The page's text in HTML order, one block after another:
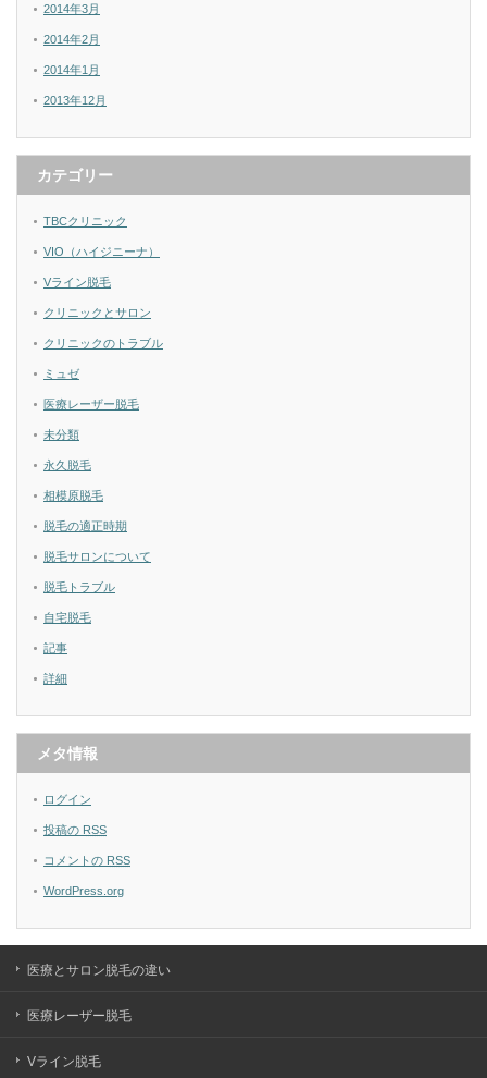
2014年3月
2014年2月
2014年1月
2013年12月
カテゴリー
TBCクリニック
VIO（ハイジニーナ）
Vライン脱毛
クリニックとサロン
クリニックのトラブル
ミュゼ
医療レーザー脱毛
未分類
永久脱毛
相模原脱毛
脱毛の適正時期
脱毛サロンについて
脱毛トラブル
自宅脱毛
記事
詳細
メタ情報
ログイン
投稿の RSS
コメントの RSS
WordPress.org
医療とサロン脱毛の違い
医療レーザー脱毛
Vライン脱毛